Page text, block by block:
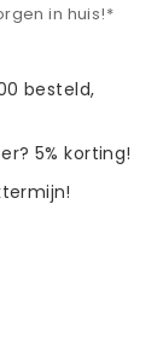
in huis!*
besteld,
5% korting!